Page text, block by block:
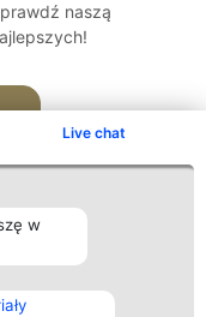
Live chat
w
naszą
Kontakt
Kontakt